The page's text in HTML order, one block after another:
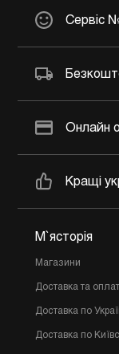
Сервіс
Онлайн
Кращі
М`ясторія
Магазини
Доставка та
Доставка по
Доставка по